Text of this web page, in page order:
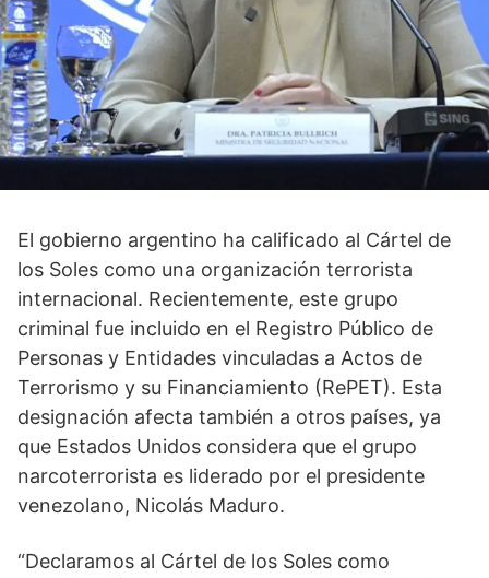
El gobierno argentino ha calificado al Cártel de
los Soles como una organización terrorista
internacional. Recientemente, este grupo
criminal fue incluido en el Registro Público de
Personas y Entidades vinculadas a Actos de
Terrorismo y su Financiamiento (RePET). Esta
designación afecta también a otros países, ya
que Estados Unidos considera que el grupo
narcoterrorista es liderado por el presidente
venezolano, Nicolás Maduro.
“Declaramos al Cártel de los Soles como